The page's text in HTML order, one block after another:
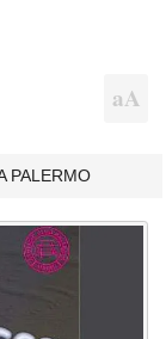
PALERMO